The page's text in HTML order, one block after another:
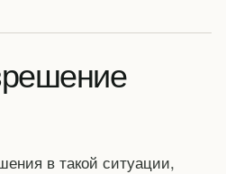
в такой ситуации,